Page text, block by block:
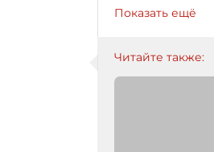
Показать ещё
Читайте также: